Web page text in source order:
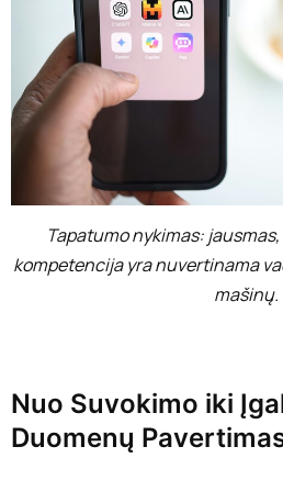
Tapatumo nykimas:
kompetencija yra nuvertinama
mašinų.
Nuo Suvokimo iki
Duomenų